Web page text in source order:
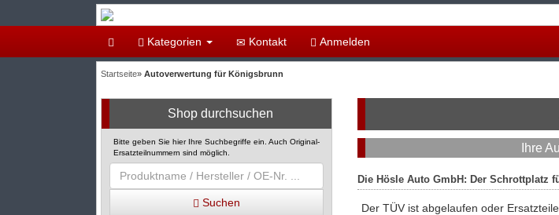
Kategorien Kontakt Anmelden
Startseite» Autoverwertung für Königsbrunn
Shop durchsuchen
Bitte geben Sie hier Ihre Suchbegriffe ein. Auch Original-
Ersatzteilnummern sind möglich.
Suchen
Ihre
Die Hösle Auto GmbH: Der
Der TÜV ist abgelaufen oder